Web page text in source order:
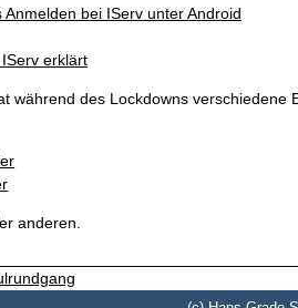
bei IServ unter Android
erklärt
während des Lockdowns verschiedene
anderen.